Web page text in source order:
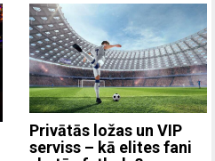
Privātās ložas un VIP
serviss – kā elites fani